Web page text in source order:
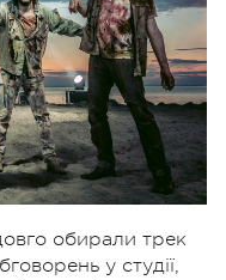
обирали трек
у студії,